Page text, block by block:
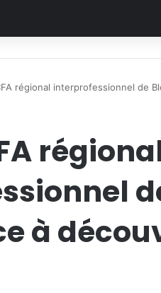
régional interprofessionnel de
à